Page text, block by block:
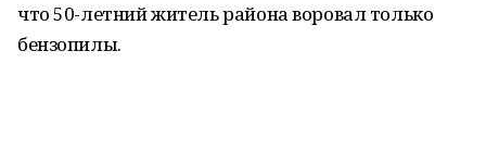
что 50-летний житель района воровал только
бензопилы.